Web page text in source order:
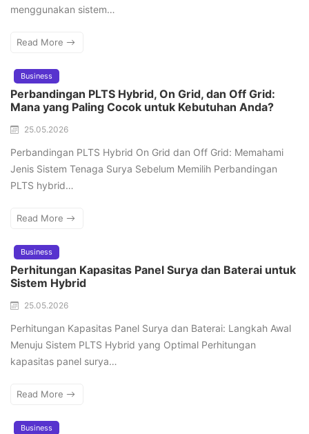
menggunakan sistem…
Read More
Business
Perbandingan PLTS Hybrid, On Grid, dan Off Grid:
Mana yang Paling Cocok untuk Kebutuhan Anda?
25.05.2026
Perbandingan PLTS Hybrid On Grid dan Off Grid: Memahami
Jenis Sistem Tenaga Surya Sebelum Memilih Perbandingan
PLTS hybrid…
Read More
Business
Perhitungan Kapasitas Panel Surya dan Baterai untuk
Sistem Hybrid
25.05.2026
Perhitungan Kapasitas Panel Surya dan Baterai: Langkah Awal
Menuju Sistem PLTS Hybrid yang Optimal Perhitungan
kapasitas panel surya…
Read More
Business